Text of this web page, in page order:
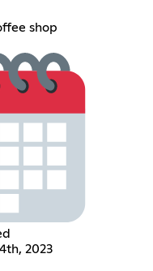
shop
2023